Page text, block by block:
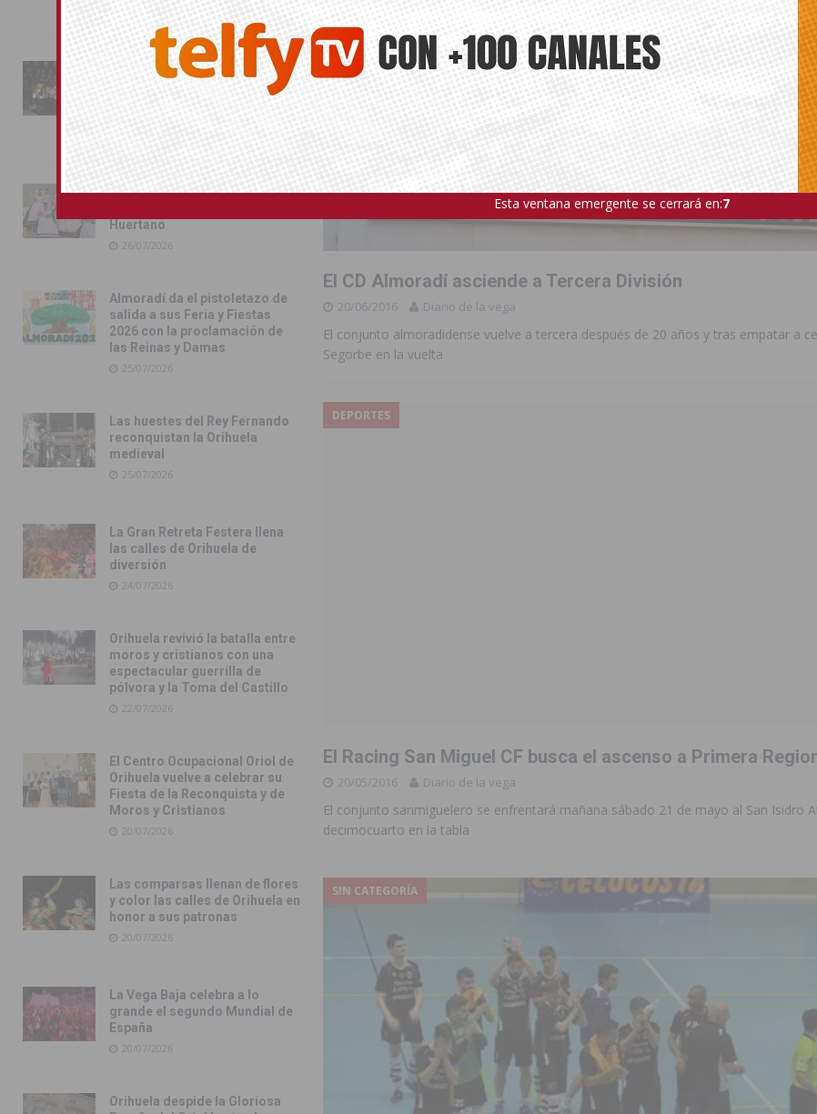
El CD Almoradí asciende a Tercera División
20/06/2016 Diario de la vega
El conjunto almoradidense vuelve a tercera después de 20 años y tras empatar a
Segorbe en la vuelta
DEPORTES
El Racing San Miguel CF busca el ascenso a Primera
20/05/2016 Diario de la vega
El conjunto sanmiguelero se enfrentará mañana sábado 21 de mayo al San Isidro
decimocuarto en la tabla
SIN CATEGORÍA
31/07/2026
Pilar de la Horadada
conmemora con emoción el
40º aniversario de su
independencia como municipio
31/07/2026
Almoradí presume de raíces
Huertano
26/07/2026
Almoradí da el pistoletazo de
salida a sus Feria y Fiestas
2026 con la proclamación de
las Reinas y Damas
25/07/2026
Las huestes del Rey Fernando
reconquistan la Orihuela
medieval
25/07/2026
La Gran Retreta Festera llena
las calles de Orihuela de
diversión
24/07/2026
Orihuela revivió la batalla entre
moros y cristianos con una
espectacular guerrilla de
pólvora y la Toma del Castillo
22/07/2026
El Centro Ocupacional Oriol de
Orihuela vuelve a celebrar su
Fiesta de la Reconquista y de
Moros y Cristianos
20/07/2026
Las comparsas llenan de flores
y color las calles de Orihuela en
honor a sus patronas
20/07/2026
La Vega Baja celebra a lo
grande el segundo Mundial de
España
20/07/2026
Orihuela despide la Gloriosa
Esta ventana emergente se cerrará en:5